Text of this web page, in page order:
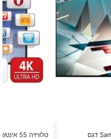
טלוויזיה 82 אינטש Samsung 8K QLED דגם
טלוויזיה 55 אינטש FujiCom 4K דגם FJ55U7